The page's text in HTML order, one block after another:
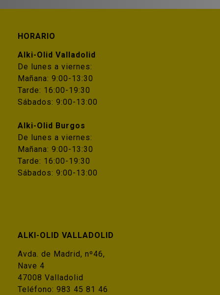
HORARIO
Alki-Olid Valladolid
De lunes a viernes:
Mañana: 9:00-13:30
Tarde: 16:00-19:30
Sábados: 9:00-13:00
Alki-Olid Burgos
De lunes a viernes:
Mañana: 9:00-13:30
Tarde: 16:00-19:30
Sábados: 9:00-13:00
ALKI-OLID VALLADOLID
Avda. de Madrid, nº46,
Nave 4
47008 Valladolid
Teléfono: 983 45 81 46